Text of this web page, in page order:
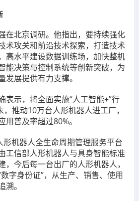
在北京调研。他指出，要持续强化
术攻关和前沿技术探索，打造技术
高水平建设数据训练场，加快整机
能决策与控制系统等创新突破，为
展提供有力支撑。
表示，将全面实施“人工智能+”行
，推动10万台人形机器人进工厂，
普及率超过80%。
机器人全生命周期管理服务平台
工信部人形机器人与具身智能标准
，今后每一台出厂的人形机器人，
字身份证”，从生产、销售、使用
。